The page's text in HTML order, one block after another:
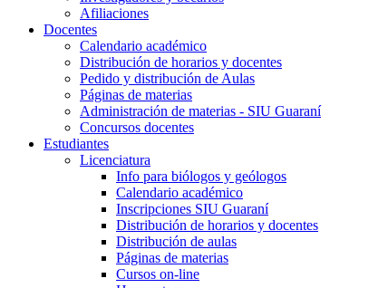
Afiliaciones
Docentes
Calendario académico
Distribución de horarios y docentes
Pedido y distribución de Aulas
Páginas de materias
Administración de materias - SIU Guaraní
Concursos docentes
Estudiantes
Licenciatura
Info para biólogos y geólogos
Calendario académico
Inscripciones SIU Guaraní
Distribución de horarios y docentes
Distribución de aulas
Páginas de materias
Cursos on-line